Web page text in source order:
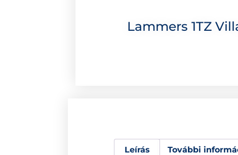
Lammers 1TZ
Leírás További